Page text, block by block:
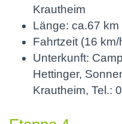
Krautheim
Länge: ca.67 km
Fahrtzeit (16
Unterkunft:
Hettinger,
Krautheim, Tel.: